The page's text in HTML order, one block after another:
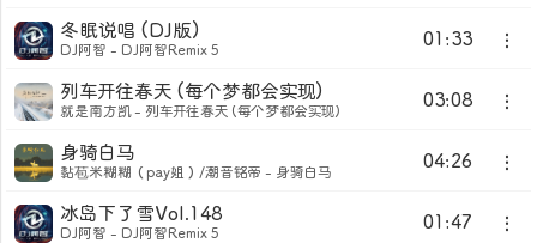
01:33
冬眠说唱 (DJ版)
DJ阿智 - DJ阿智Remix 5
03:08
列车开往春天 (每个梦都会实现)
就是南方凯 - 列车开往春天 (每个梦都会实现)
04:26
身骑白马
黏苞米糊糊（pay姐）/潮音铭帝 - 身骑白马
01:47
冰岛下了雪Vol.148
DJ阿智 - DJ阿智Remix 5